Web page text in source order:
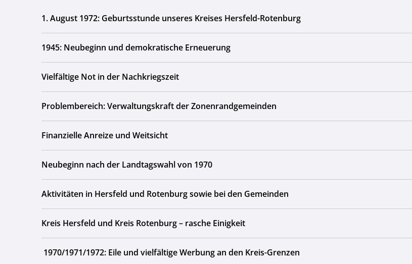
1. August 1972: Geburtsstunde unseres Kreises Hersfeld-Rotenburg
1945: Neubeginn und demokratische Erneuerung
Vielfältige Not in der Nachkriegszeit
Problembereich: Verwaltungskraft der Zonenrandgemeinden
Finanzielle Anreize und Weitsicht
Neubeginn nach der Landtagswahl von 1970
Aktivitäten in Hersfeld und Rotenburg sowie bei den Gemeinden
Kreis Hersfeld und Kreis Rotenburg – rasche Einigkeit
1970/1971/1972: Eile und vielfältige Werbung an den Kreis-Grenzen